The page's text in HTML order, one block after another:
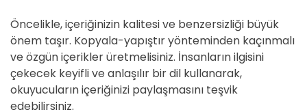
Öncelikle, içeriğinizin kalitesi ve benzersizliği büyük
önem taşır. Kopyala-yapıştır yönteminden kaçınmalı
ve özgün içerikler üretmelisiniz. İnsanların ilgisini
çekecek keyifli ve anlaşılır bir dil kullanarak,
okuyucuların içeriğinizi paylaşmasını teşvik
edebilirsiniz.